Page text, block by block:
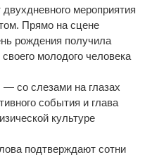
мероприятия
Прямо на сцене
рождения получила
своего молодого человека
— со слезами на глазах
события и глава
культуре
подтверждают сотни